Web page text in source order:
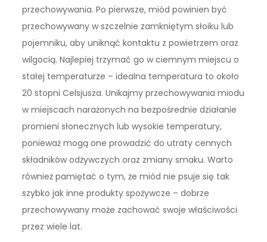
przechowywania. Po pierwsze, miód powinien być
przechowywany w szczelnie zamkniętym słoiku lub
pojemniku, aby uniknąć kontaktu z powietrzem oraz
wilgocią. Najlepiej trzymać go w ciemnym miejscu o
stałej temperaturze – idealna temperatura to około
20 stopni Celsjusza. Unikajmy przechowywania miodu
w miejscach narażonych na bezpośrednie działanie
promieni słonecznych lub wysokie temperatury,
ponieważ mogą one prowadzić do utraty cennych
składników odżywczych oraz zmiany smaku. Warto
również pamiętać o tym, że miód nie psuje się tak
szybko jak inne produkty spożywcze – dobrze
przechowywany może zachować swoje właściwości
przez wiele lat.